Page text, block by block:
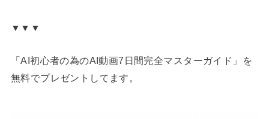
▼▼▼
「AI初心者の為のAI動画7日間完全マスターガイド」を
無料でプレゼントしてます。